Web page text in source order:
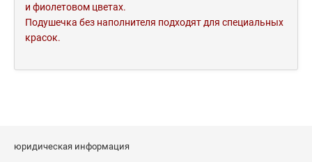
и фиолетовом цветах.
Подушечка без наполнителя подходят для специальных
красок.
юридическая информация